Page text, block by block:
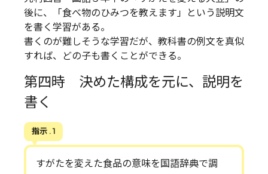
後に、「食べ物のひみつを教えます」という説明文
を書く学習がある。
書くのが難しそうな学習だが、教科書の例文を真似
すれば、どの子も書くことができる。
第四時 決めた構成を元に、説明を
書く
指示 . 1
すがたを変えた食品の意味を国語辞典で調